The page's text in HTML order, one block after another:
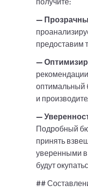
—
предоставим
—
оптимальный
и
—
Подробный
принять
уверенными
будут
##